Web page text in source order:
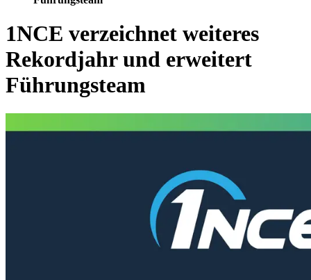
1NCE verzeichnet weiteres
Rekordjahr und erweitert
Führungsteam